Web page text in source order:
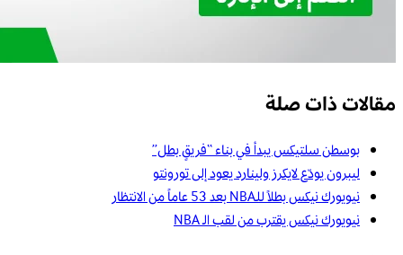
مقالات ذات صلة
بوسطن سلتيكس يبدأ في بناء “فريقٍ بطل”
ليبرون يودّع لايكرز ولينارد يعود إلى تورونتو
نيويورك نيكس بطلاً للـNBA بعد 53 عاماً من الانتظار
نيويورك نيكس يقترب من لقب الـ NBA